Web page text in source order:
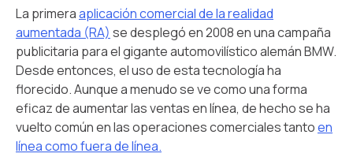
La primeraaplicación comercial de la realidad
aumentada (RA) se desplegó en 2008 en una campaña
publicitaria para el gigante automovilístico alemán BMW.
Desde entonces, el uso de esta tecnología ha
florecido. Aunque a menudo se ve como una forma
eficaz de aumentar las ventas en línea, de hecho se ha
vuelto común en las operaciones comerciales tantoen
línea como fuera de línea.